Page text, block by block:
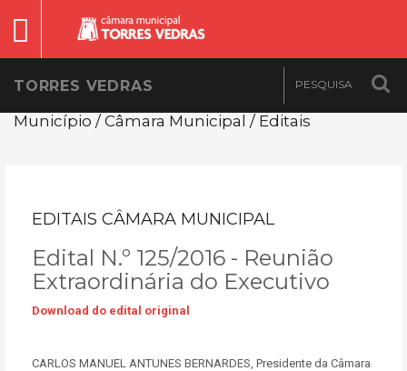
TORRES VEDRAS
Município / Câmara Municipal / Editais
EDITAIS CÂMARA MUNICIPAL
Edital N.º 125/2016 - Reunião
Extraordinária do Executivo
Download do edital original
CARLOS MANUEL ANTUNES BERNARDES, Presidente da Câmara